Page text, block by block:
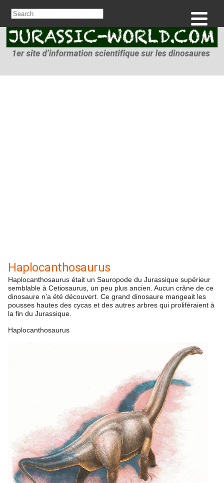
Haplocanthosaurus
Haplocanthosaurus était un Sauropode du Jurassique supérieur
semblable à Cetiosaurus, un peu plus ancien. Aucun crâne de ce
dinosaure n’a été découvert. Ce grand dinosaure mangeait les
pousses hautes des cycas et des autres arbres qui proliféraient à
la fin du Jurassique.
Haplocanthosaurus